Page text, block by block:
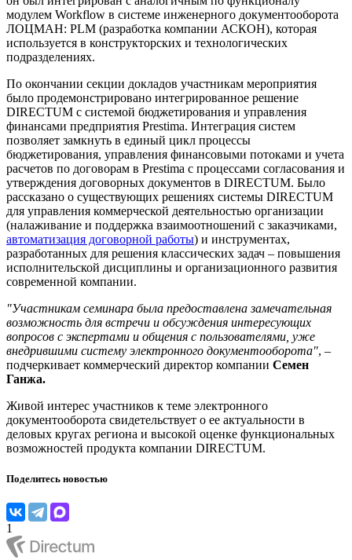
модулем Workflow в системе инженерного документооборота
ЛОЦМАН: PLM (разработка компании АСКОН), которая
используется в конструкторских и технологических
подразделениях.
По окончании секции докладов участникам мероприятия
было продемонстрировано интегрированное решение
DIRECTUM с системой бюджетирования и управления
финансами предприятия Prestima. Интеграция систем
позволяет замкнуть в единый цикл процессы
бюджетирования, управления финансовыми потоками и учета
расчетов по договорам в Prestima с процессами согласования и
утверждения договорных документов в DIRECTUM. Было
рассказано о существующих решениях системы DIRECTUM
для управления коммерческой деятельностью организации
(налаживание и поддержка взаимоотношений с заказчиками,
автоматизация договорной работы) и инструментах,
разработанных для решения классических задач – повышения
исполнительской дисциплины и организационного развития
современной компании.
"Участникам семинара была предоставлена замечательная
возможность для встречи и обсуждения интересующих
вопросов с экспертами и общения с пользователями, уже
внедрившими систему электронного документооборота", –
подчеркивает коммерческий директор компании Семен
Ганжа.
Живой интерес участников к теме электронного
документооборота свидетельствует о ее актуальности в
деловых кругах региона и высокой оценке функциональных
возможностей продукта компании DIRECTUM.
Поделитесь новостью
1